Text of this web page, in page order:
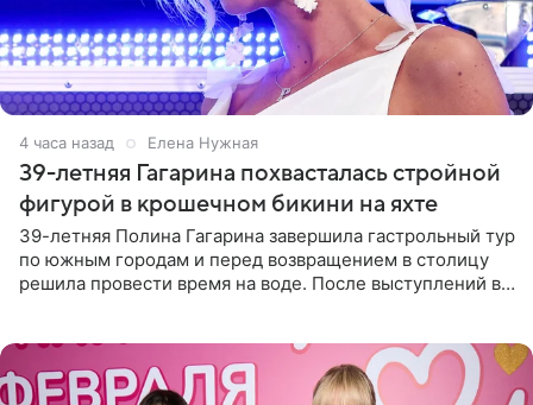
4 часа назад Елена Нужная
39-летняя Гагарина похвасталась стройной
фигурой в крошечном бикини на яхте
39-летняя Полина Гагарина завершила гастрольный тур
по южным городам и перед возвращением в столицу
решила провести время на воде. После выступлений в